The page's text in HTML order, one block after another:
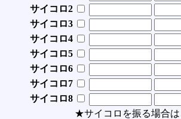
サイコロ2
サイコロ3
サイコロ4
サイコロ5
サイコロ6
サイコロ7
サイコロ8
★サイコロを振る場合